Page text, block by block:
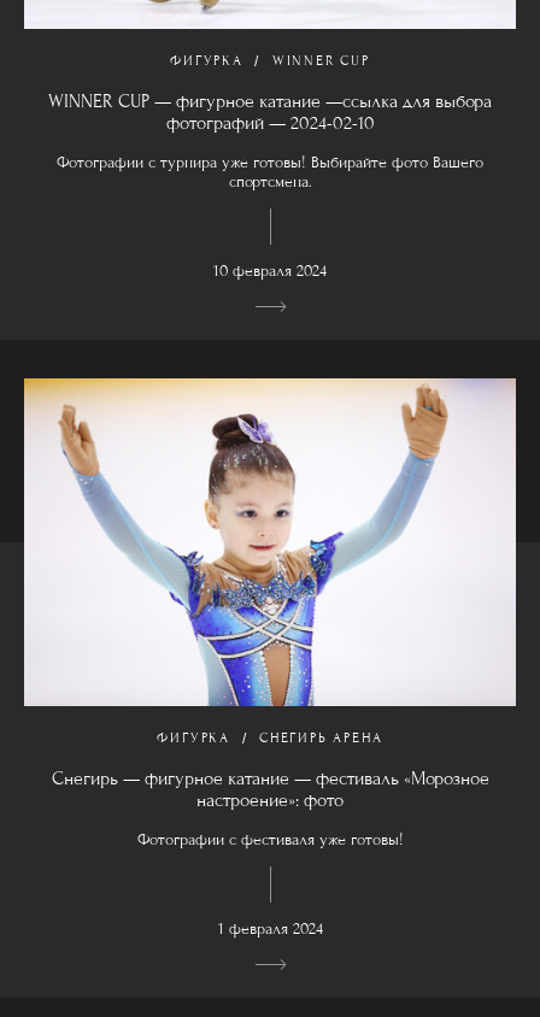
ФИГУРКА WINNER CUP
WINNER CUP — фигурное катание —ссылка для выбора
фотографий — 2024-02-10
Фотографии с турнира уже готовы! Выбирайте фото Вашего
спортсмена.
10 февраля 2024
ФИГУРКА СНЕГИРЬ АРЕНА
Снегирь — фигурное катание — фестиваль «Морозное
настроение»: фото
Фотографии с фестиваля уже готовы!
1 февраля 2024